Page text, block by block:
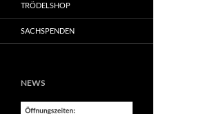
TRÖDELSHOP
SACHSPENDEN
NEWS